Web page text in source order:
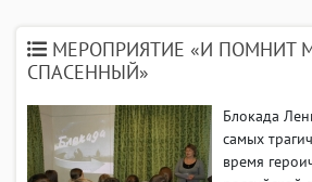
МЕРОПРИЯТИЕ «И ПОМНИТ
СПАСЕННЫЙ»
Блокада
самых
время